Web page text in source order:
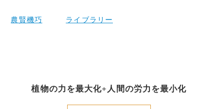
農賢機巧 ライブラリー
植物の力を最大化+人間の労力を最小化